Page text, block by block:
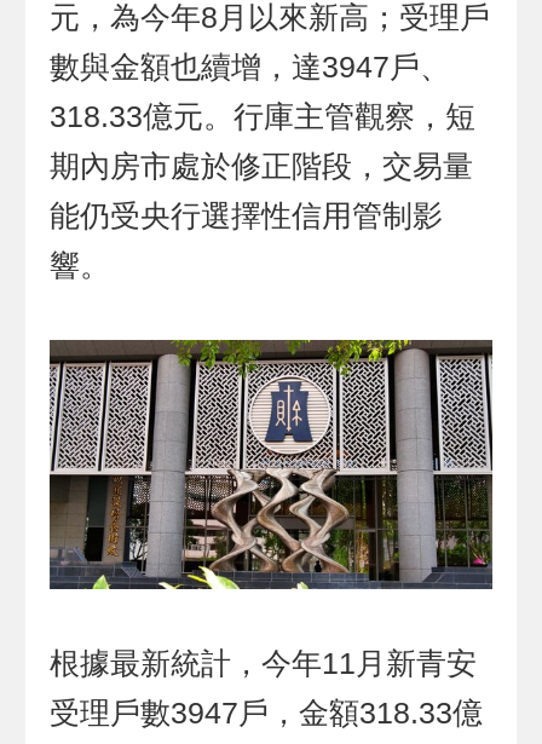
元，為今年8月以來新高；受理戶
數與金額也續增，達3947戶、
318.33億元。行庫主管觀察，短
期內房市處於修正階段，交易量
能仍受央行選擇性信用管制影
響。
根據最新統計，今年11月新青安
受理戶數3947戶，金額318.33億